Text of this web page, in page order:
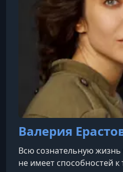
Валерия
Всю сознательную
не имеет способностей